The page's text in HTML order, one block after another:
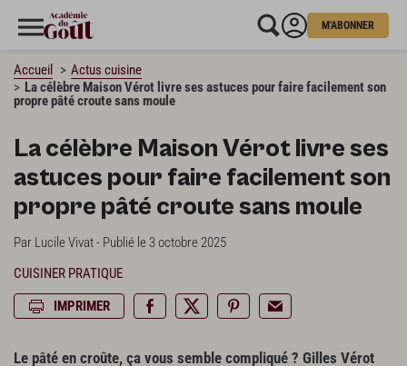
M'ABONNER
Accueil
Actus cuisine
La célèbre Maison Vérot livre ses astuces pour faire facilement son
propre pâté croute sans moule
La célèbre Maison Vérot livre ses
astuces pour faire facilement son
propre pâté croute sans moule
Par Lucile Vivat - Publié le 3 octobre 2025
CUISINER PRATIQUE
IMPRIMER
Le pâté en croûte, ça vous semble compliqué ? Gilles Vérot